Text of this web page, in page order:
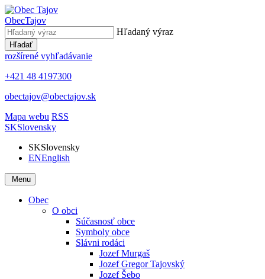
ObecTajov
Hľadaný výraz
Hľadať
rozšírené vyhľadávanie
+421 48 4197300
obectajov@obectajov.sk
Mapa webu RSS
SKSlovensky
SKSlovensky
ENEnglish
Menu
Obec
O obci
Súčasnosť obce
Symboly obce
Slávni rodáci
Jozef Murgaš
Jozef Gregor Tajovský
Jozef Šebo